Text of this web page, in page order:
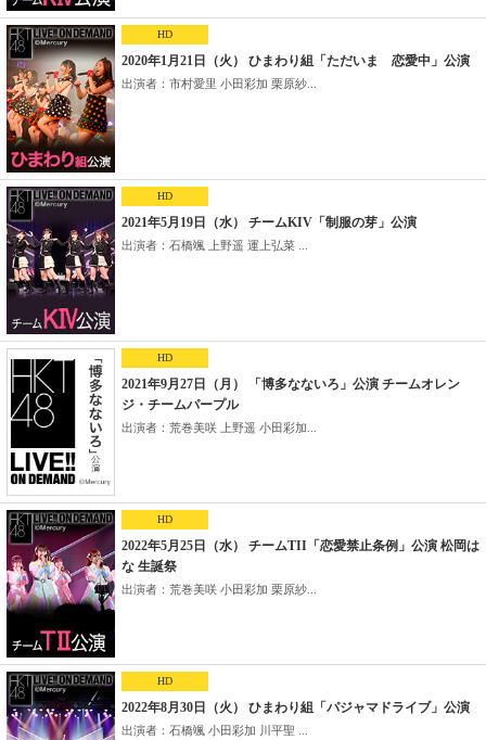
HD
2020年1月21日（火） ひまわり組「ただいま 恋愛中」公演
出演者：市村愛里 小田彩加 栗原紗...
HD
2021年5月19日（水） チームKIV「制服の芽」公演
出演者：石橋颯 上野遥 運上弘菜 ...
HD
2021年9月27日（月） 「博多なないろ」公演 チームオレン
ジ・チームパープル
出演者：荒巻美咲 上野遥 小田彩加...
HD
2022年5月25日（水） チームTII「恋愛禁止条例」公演 松岡は
な 生誕祭
出演者：荒巻美咲 小田彩加 栗原紗...
HD
2022年8月30日（火） ひまわり組「パジャマドライブ」公演
出演者：石橋颯 小田彩加 川平聖 ...